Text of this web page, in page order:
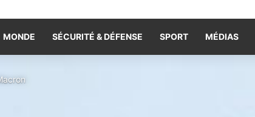
MONDE SÉCURITÉ & DÉFENSE SPORT MÉDIAS